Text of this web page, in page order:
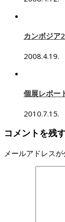
カンボジア
2008.4.19.
個展レポー
2010.7.15.
コメントを残
メールアドレス